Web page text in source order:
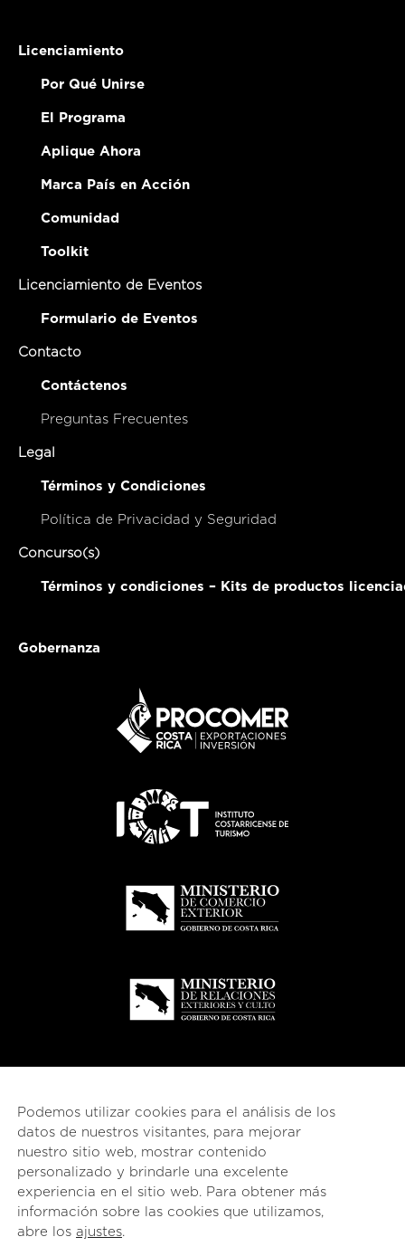
Licenciamiento
Por Qué Unirse
El Programa
Aplique Ahora
Marca País en Acción
Comunidad
Toolkit
Licenciamiento de Eventos
Formulario de Eventos
Contacto
Contáctenos
Preguntas Frecuentes
Legal
Términos y Condiciones
Política de Privacidad y Seguridad
Concurso(s)
Términos y condiciones – Kits de productos
Gobernanza
Podemos utilizar cookies para el análisis de los
datos de nuestros visitantes, para mejorar
nuestro sitio web, mostrar contenido
personalizado y brindarle una excelente
experiencia en el sitio web. Para obtener más
información sobre las cookies que utilizamos,
abre los ajustes.